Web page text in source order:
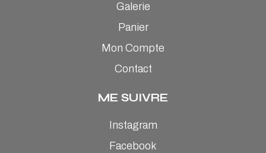
Galerie
Panier
Mon Compte
Contact
ME SUIVRE
Instagram
Facebook